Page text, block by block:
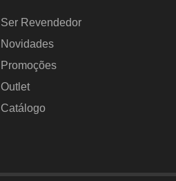
Ser Revendedor
Novidades
Promoções
Outlet
Catálogo